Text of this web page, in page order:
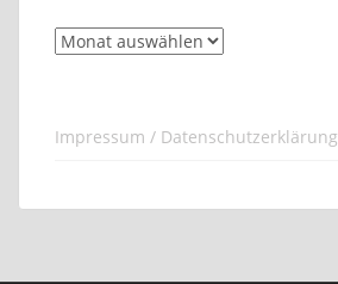
Archiv
Impressum / Datenschutzerklärung